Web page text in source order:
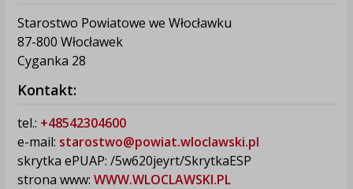
Starostwo Powiatowe we Włocławku
87-800 Włocławek
Cyganka 28
Kontakt:
tel.: +48542304600
e-mail: starostwo@powiat.wloclawski.pl
skrytka ePUAP: /5w620jeyrt/SkrytkaESP
strona www: WWW.WLOCLAWSKI.PL